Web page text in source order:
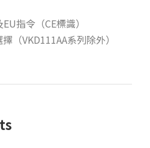
指令（CE標識）
（VKD111AA系列除外）